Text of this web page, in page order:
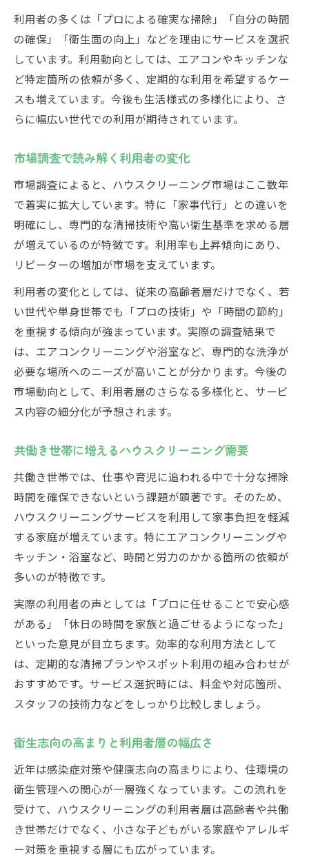
利用者の多くは「プロによる確実な掃除」「自分の時間
の確保」「衛生面の向上」などを理由にサービスを選択
しています。利用動向としては、エアコンやキッチンな
ど特定箇所の依頼が多く、定期的な利用を希望するケー
スも増えています。今後も生活様式の多様化により、さ
らに幅広い世代での利用が期待されています。
市場調査で読み解く利用者の変化
市場調査によると、ハウスクリーニング市場はここ数年
で着実に拡大しています。特に「家事代行」との違いを
明確にし、専門的な清掃技術や高い衛生基準を求める層
が増えているのが特徴です。利用率も上昇傾向にあり、
リピーターの増加が市場を支えています。
利用者の変化としては、従来の高齢者層だけでなく、若
い世代や単身世帯でも「プロの技術」や「時間の節約」
を重視する傾向が強まっています。実際の調査結果で
は、エアコンクリーニングや浴室など、専門的な洗浄が
必要な場所へのニーズが高いことが分かります。今後の
市場動向として、利用者層のさらなる多様化と、サービ
ス内容の細分化が予想されます。
共働き世帯に増えるハウスクリーニング需要
共働き世帯では、仕事や育児に追われる中で十分な掃除
時間を確保できないという課題が顕著です。そのため、
ハウスクリーニングサービスを利用して家事負担を軽減
する家庭が増えています。特にエアコンクリーニングや
キッチン・浴室など、時間と労力のかかる箇所の依頼が
多いのが特徴です。
実際の利用者の声としては「プロに任せることで安心感
がある」「休日の時間を家族と過ごせるようになった」
といった意見が目立ちます。効率的な利用方法として
は、定期的な清掃プランやスポット利用の組み合わせが
おすすめです。サービス選択時には、料金や対応箇所、
スタッフの技術力などをしっかり比較しましょう。
衛生志向の高まりと利用者層の幅広さ
近年は感染症対策や健康志向の高まりにより、住環境の
衛生管理への関心が一層強くなっています。この流れを
受けて、ハウスクリーニングの利用者層は高齢者や共働
き世帯だけでなく、小さな子どもがいる家庭やアレルギ
ー対策を重視する層にも広がっています。